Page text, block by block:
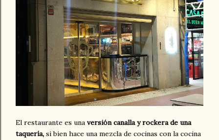
El restaurante es una versión canalla y rockera de una
taquería, si bien hace una mezcla de cocinas con la cocina